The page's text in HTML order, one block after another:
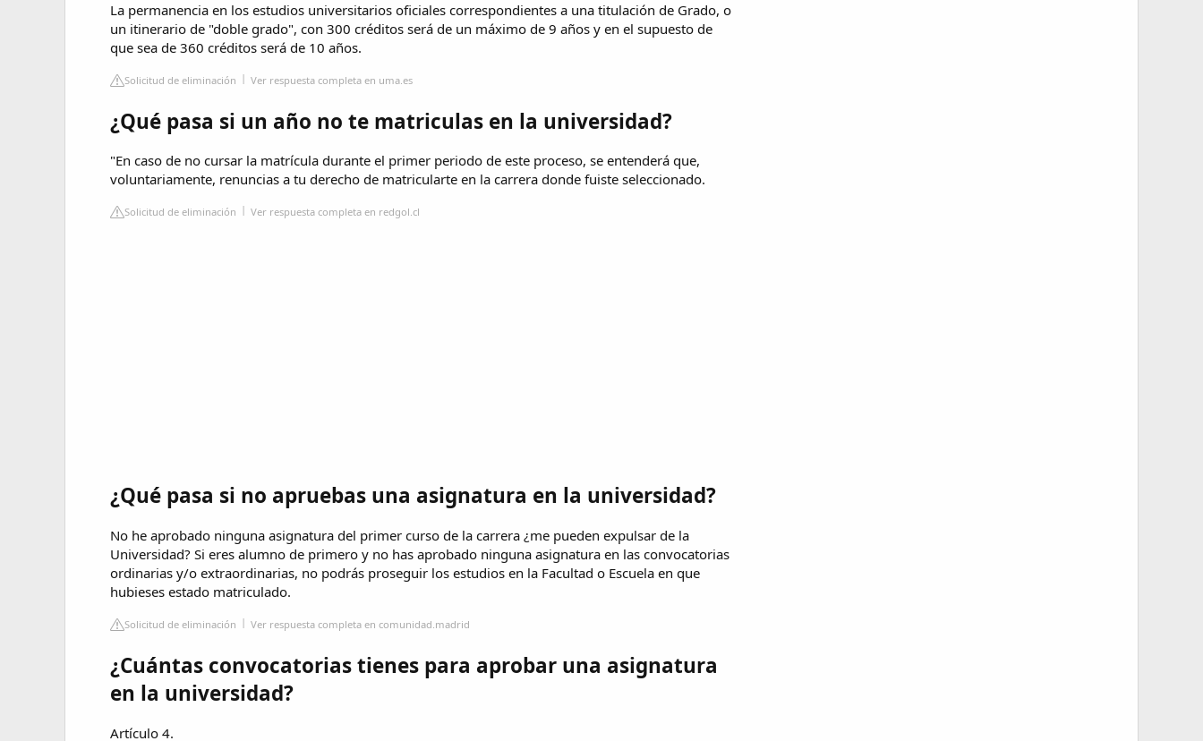
La permanencia en los estudios universitarios oficiales correspondientes a una titulación de Grado, o
un itinerario de "doble grado", con 300 créditos será de un máximo de 9 años y en el supuesto de
que sea de 360 créditos será de 10 años.
Solicitud de eliminación Ver respuesta completa en uma.es
¿Qué pasa si un año no te matriculas en la universidad?
"En caso de no cursar la matrícula durante el primer periodo de este proceso, se entenderá que,
voluntariamente, renuncias a tu derecho de matricularte en la carrera donde fuiste seleccionado.
Solicitud de eliminación Ver respuesta completa en redgol.cl
¿Qué pasa si no apruebas una asignatura en la universidad?
No he aprobado ninguna asignatura del primer curso de la carrera ¿me pueden expulsar de la
Universidad? Si eres alumno de primero y no has aprobado ninguna asignatura en las convocatorias
ordinarias y/o extraordinarias, no podrás proseguir los estudios en la Facultad o Escuela en que
hubieses estado matriculado.
Solicitud de eliminación Ver respuesta completa en comunidad.madrid
¿Cuántas convocatorias tienes para aprobar una asignatura
en la universidad?
Artículo 4.